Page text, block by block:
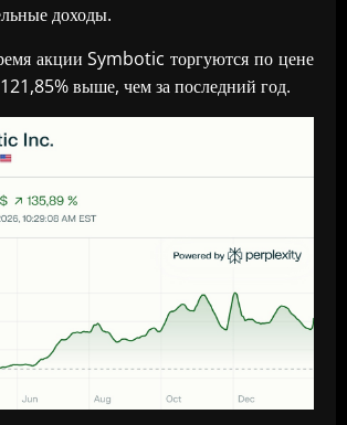
доходы.
акции Symbotic торгуются по цене
выше, чем за последний год.